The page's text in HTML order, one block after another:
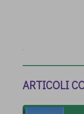
ARTICOLI